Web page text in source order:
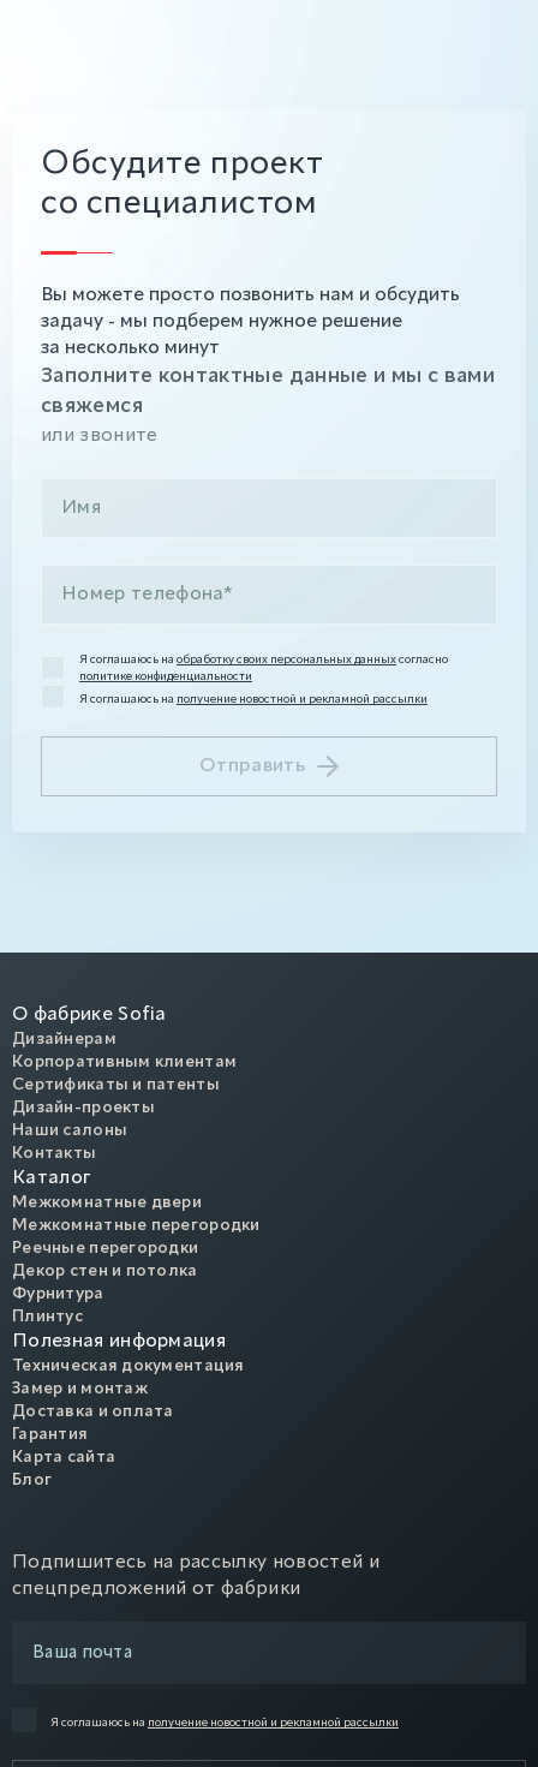
Обсудите проект
со специалистом
Вы можете просто позвонить нам и обсудить
задачу - мы подберем нужное решение
за несколько минут
Заполните контактные данные и мы с вами
свяжемся
или звоните
Я соглашаюсь на обработку своих персональных данных согласно
политике конфиденциальности
Я соглашаюсь на получение новостной и рекламной рассылки
Отправить
О фабрике Sofia
Дизайнерам
Корпоративным клиентам
Сертификаты и патенты
Дизайн-проекты
Наши салоны
Контакты
Каталог
Межкомнатные двери
Межкомнатные перегородки
Реечные перегородки
Декор стен и потолка
Фурнитура
Плинтус
Полезная информация
Техническая документация
Замер и монтаж
Доставка и оплата
Гарантия
Карта сайта
Блог
Подпишитесь на рассылку новостей и
спецпредложений от фабрики
Я соглашаюсь на получение новостной и рекламной рассылки